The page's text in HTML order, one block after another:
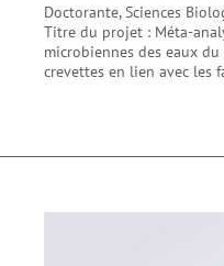
Doctorante, Sciences
Titre du projet : Méta-
microbiennes des eaux
crevettes en lien avec les